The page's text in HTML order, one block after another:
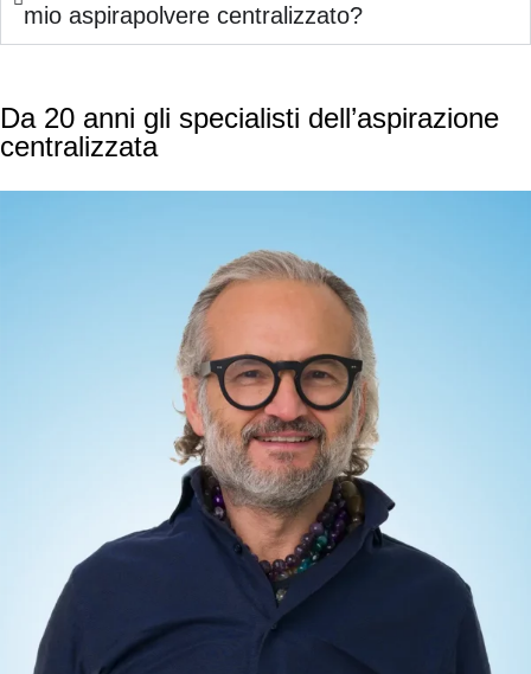
mio aspirapolvere centralizzato?
Da 20 anni gli specialisti dell’aspirazione
centralizzata